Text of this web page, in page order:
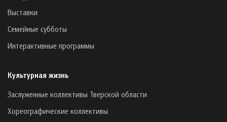
Выставки
Семейные субботы
Интерактивные программы
Культурная жизнь
Заслуженные коллективы Тверской области
Хореографические коллективы